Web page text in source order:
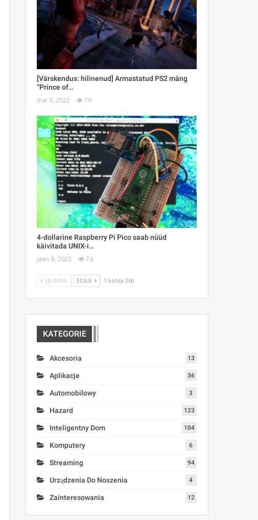
[Värskendus: hilinenud] Armastatud PS2 mäng
“Prince of…
mai 9, 2022 79
4-dollarine Raspberry Pi Pico saab nüüd
käivitada UNIX-i…
jaan 9, 2023 74
EELMINE EDASI 1 kohta 360
KATEGORIE
Akcesoria 13
Aplikacje 36
Automobilowy 3
Hazard 123
Inteligentny Dom 104
Komputery 6
Streaming 94
Urządzenia Do Noszenia 4
Zainteresowania 12